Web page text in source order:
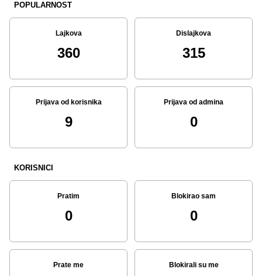
POPULARNOST
Lajkova
360
Dislajkova
315
Prijava od korisnika
9
Prijava od admina
0
KORISNICI
Pratim
0
Blokirao sam
0
Prate me Blokirali su me